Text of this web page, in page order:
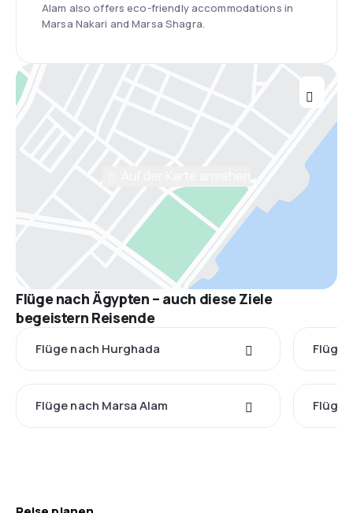
Alam also offers eco-friendly accommodations in
Marsa Nakari and Marsa Shagra.
Flüge nach Ägypten – auch diese Ziele
begeistern Reisende
Flüge nach Hurghada Flüge
Flüge nach Marsa Alam Flüge